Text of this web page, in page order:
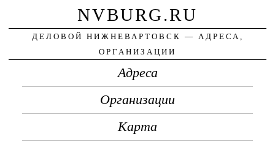
NVBURG.RU
ДЕЛОВОЙ НИЖНЕВАРТОВСК — АДРЕСА,
ОРГАНИЗАЦИИ
Адреса
Организации
Карта